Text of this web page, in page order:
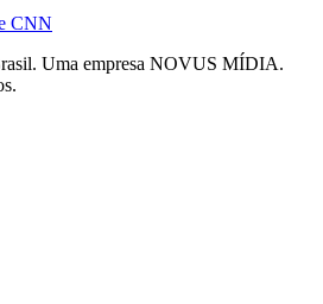
CNN
Uma empresa NOVUS MÍDIA.